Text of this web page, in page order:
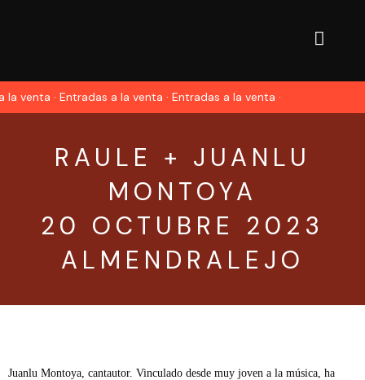
la venta · Entradas a la venta · Entradas a la venta ·
RAULE + JUANLU
MONTOYA
20 OCTUBRE 2023
ALMENDRALEJO
Juanlu Montoya, cantautor. Vinculado desde muy joven a la música, ha